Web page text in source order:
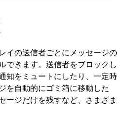
イの送信者ごとにメッセージの
できます。送信者をブロックし
知をミュートにしたり、一定時
を自動的にゴミ箱に移動した
ージだけを残すなど、さまざま